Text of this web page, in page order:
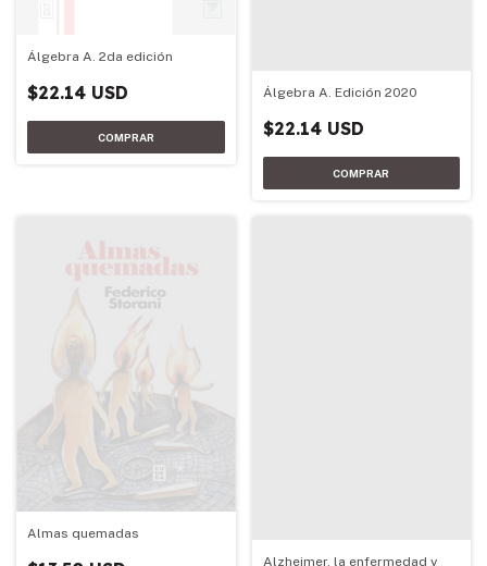
Álgebra A. 2da edición
$22.14 USD Álgebra A. Edición 2020
$22.14 USD
Almas quemadas
Alzheimer, la enfermedad y